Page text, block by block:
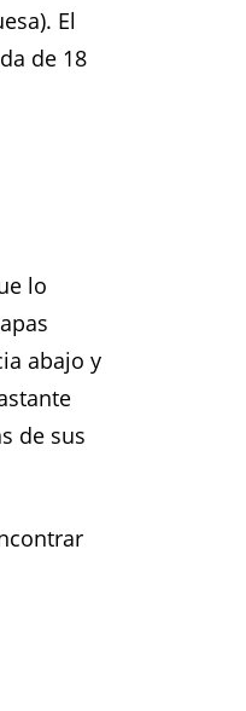
El
de 18
lo
abajo y
de sus